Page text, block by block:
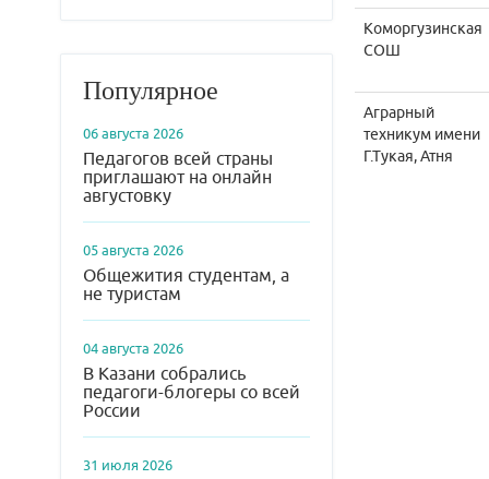
Популярное
06 августа 2026
Педагогов всей страны
приглашают на онлайн
августовку
05 августа 2026
Общежития студентам, а
не туристам
04 августа 2026
В Казани собрались
педагоги-блогеры со всей
России
31 июля 2026
Коморгузинская
СОШ
Аграрный
техникум имени
Г.Тукая, Атня